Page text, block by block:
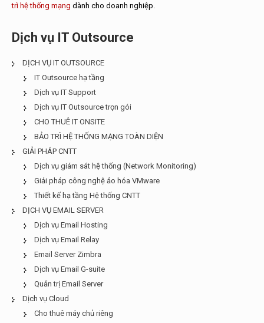
trì hệ thống mạng dành cho doanh nghiệp.
Dịch vụ IT Outsource
DỊCH VỤ IT OUTSOURCE
IT Outsource hạ tầng
Dịch vụ IT Support
Dịch vụ IT Outsource trọn gói
CHO THUÊ IT ONSITE
BẢO TRÌ HỆ THỐNG MẠNG TOÀN DIỆN
GIẢI PHÁP CNTT
Dịch vụ giám sát hệ thống (Network Monitoring)
Giải pháp công nghệ ảo hóa VMware
Thiết kế hạ tầng Hệ thống CNTT
DỊCH VỤ EMAIL SERVER
Dịch vụ Email Hosting
Dịch vụ Email Relay
Email Server Zimbra
Dịch vụ Email G-suite
Quản trị Email Server
Dịch vụ Cloud
Cho thuê máy chủ riêng